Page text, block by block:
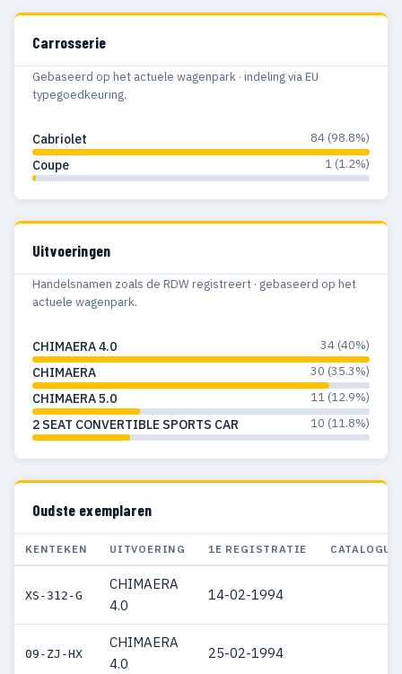
Carrosserie
Gebaseerd op het actuele wagenpark · indeling via EU
typegoedkeuring.
Cabriolet 84 (98.8%)
Coupe 1 (1.2%)
Uitvoeringen
Handelsnamen zoals de RDW registreert · gebaseerd op het
actuele wagenpark.
CHIMAERA 4.0 34 (40%)
CHIMAERA 30 (35.3%)
CHIMAERA 5.0 11 (12.9%)
2 SEAT CONVERTIBLE SPORTS CAR 10 (11.8%)
Oudste exemplaren
KENTEKEN UITVOERING 1E REGISTRATIE
XS-312-G
CHIMAERA
4.0
14-02-1994
09-ZJ-HX
CHIMAERA
4.0
25-02-1994